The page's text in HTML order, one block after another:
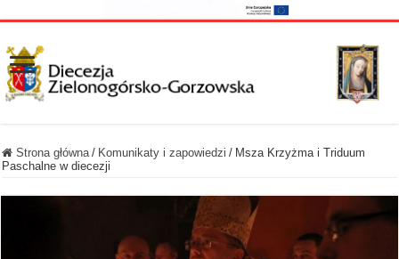
Strona główna / Komunikaty i zapowiedzi / Msza Krzyżma i Triduum
Paschalne w diecezji